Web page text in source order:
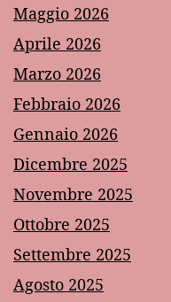
Maggio 2026
Aprile 2026
Marzo 2026
Febbraio 2026
Gennaio 2026
Dicembre 2025
Novembre 2025
Ottobre 2025
Settembre 2025
Agosto 2025